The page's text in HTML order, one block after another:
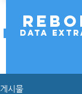
Data
게시물